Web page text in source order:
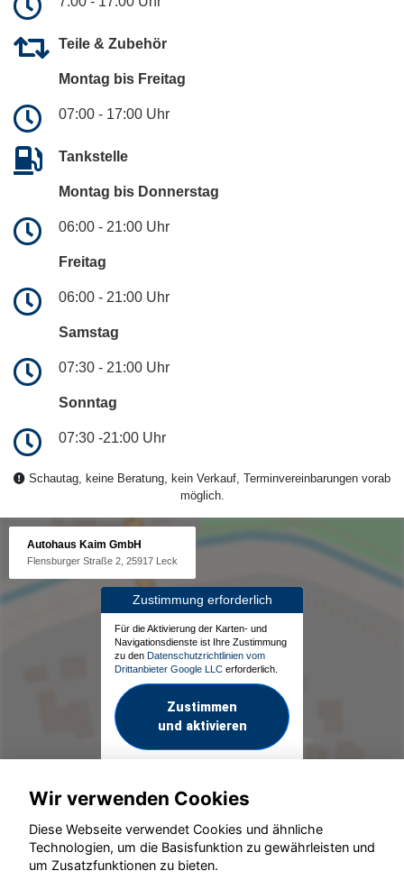
Teile & Zubehör
Montag bis Freitag
07:00 - 17:00 Uhr
Tankstelle
Montag bis Donnerstag
06:00 - 21:00 Uhr
Freitag
06:00 - 21:00 Uhr
Samstag
07:30 - 21:00 Uhr
Sonntag
07:30 -21:00 Uhr
Schautag, keine Beratung, kein Verkauf, Terminvereinbarungen vorab
möglich.
Autohaus Kaim GmbH
Flensburger Straße 2, 25917 Leck
Zustimmung erforderlich
Für die Aktivierung der Karten- und
Navigationsdienste ist Ihre Zustimmung
zu den Datenschutzrichtlinien vom
Drittanbieter Google LLC erforderlich.
Zustimmen
und aktivieren
© konjunkturmotor.de GmbH 2020 - 2026
Wir verwenden Cookies
Diese Webseite verwendet Cookies und ähnliche
Technologien, um die Basisfunktion zu gewährleisten und
um Zusatzfunktionen zu bieten.